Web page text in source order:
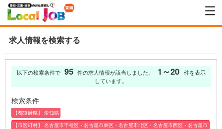
求人情報を検索する
以下の検索条件で 95 件の求人情報が該当しました。 1～20 件を表示
しています。
検索条件
【都道府県】 愛知県
【市区町村】 名古屋市千種区・名古屋市東区・名古屋市北区・名古屋市西区・名古屋市